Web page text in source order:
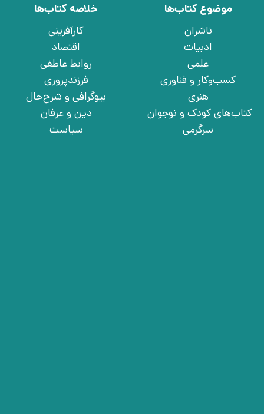
موضوع کتاب‌ها
ناشران
ادبیات
علمی
کسب‌وکار و فناوری
هنری
کتاب‌های کودک و نوجوان
سرگرمی
خلاصه کتاب‌ها
کارآفرینی
اقتصاد
روابط عاطفی
فرزندپروری
بیوگرافی و شرح‌حال
دین و عرفان
سیاست